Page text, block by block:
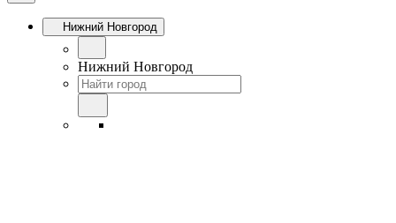
Нижний Новгород
Нижний Новгород